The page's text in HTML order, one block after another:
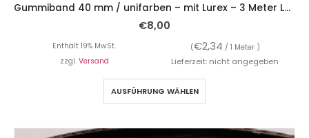
Gummiband 40 mm / unifarben – mit Lurex – 3 Meter Länge – Bundgummi
€8,00
Enthält 19% MwSt. (€2,34 / 1 Meter )
zzgl. Versand Lieferzeit: nicht angegeben
AUSFÜHRUNG WÄHLEN